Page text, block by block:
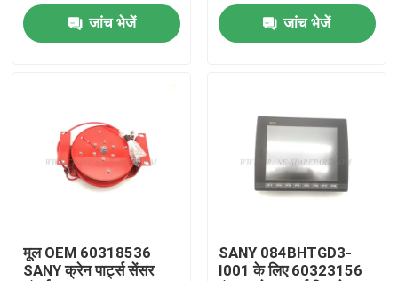
हमसे संपर्क करें
एक बोली का अनुरोध
क्रेन विद्युत भाग
जांच भेजें जांच भेजें
मूल OEM 60318536
SANY क्रेन पार्ट्स सेंसर
SANY 084BHTGD3-
I001 के लिए 60323156